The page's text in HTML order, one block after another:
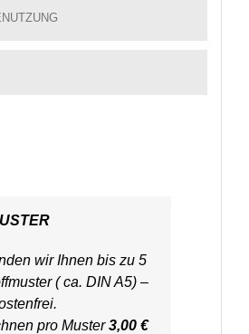
wir Ihnen bis zu 5
( ca. DIN A5) –
pro Muster3,00 €